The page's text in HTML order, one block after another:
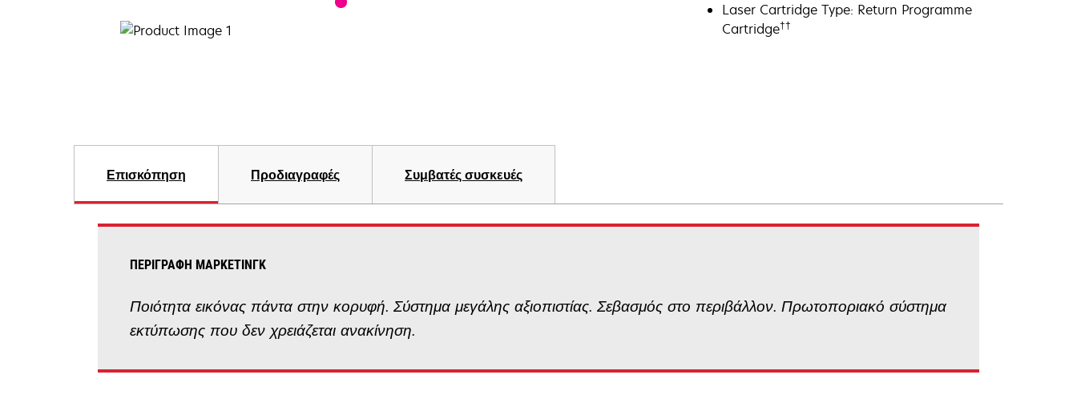
Laser Cartridge Type: Return Programme
Cartridge††
Επισκόπηση Προδιαγραφές Συμβατές συσκευές
ΠΕΡΙΓΡΑΦΉ ΜΆΡΚΕΤΙΝΓΚ
Ποιότητα εικόνας πάντα στην κορυφή. Σύστημα μεγάλης αξιοπιστίας. Σεβασμός στο περιβάλλον. Πρωτοποριακό σύστημα
εκτύπωσης που δεν χρειάζεται ανακίνηση.